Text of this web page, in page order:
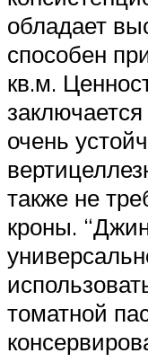
обладает
способен
кв.м.
очень
также не
кроны.
томатной